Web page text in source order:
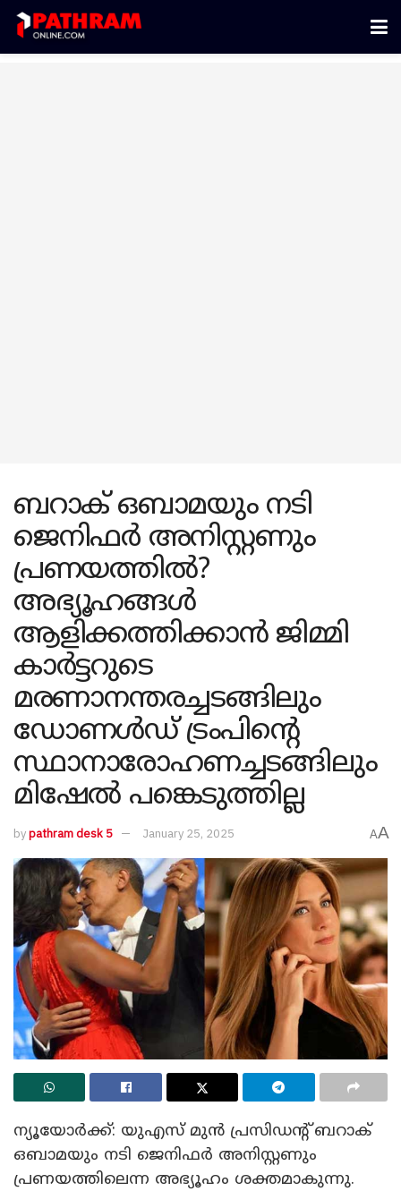
ബറാക് ഒബാമയും നടി
ജെനിഫർ അനിസ്റ്റണും
പ്രണയത്തിൽ?
അഭ്യൂഹങ്ങൾ
ആളിക്കത്തിക്കാൻ ജിമ്മി
കാർട്ടറുടെ
മരണാനന്തരച്ചടങ്ങിലും
ഡോണൾഡ് ട്രംപിന്റെ
സ്ഥാനാരോഹണച്ചടങ്ങിലും
മിഷേൽ പങ്കെടുത്തില്ല
bypathram desk 5 January 25, 2025 AA
ന്യൂയോർക്ക്: യുഎസ് മുൻ പ്രസിഡന്റ് ബറാക്
ഒബാമയും നടി ജെനിഫർ അനിസ്റ്റണും
പ്രണയത്തിലെന്ന അഭ്യൂഹം ശക്തമാകുന്നു.